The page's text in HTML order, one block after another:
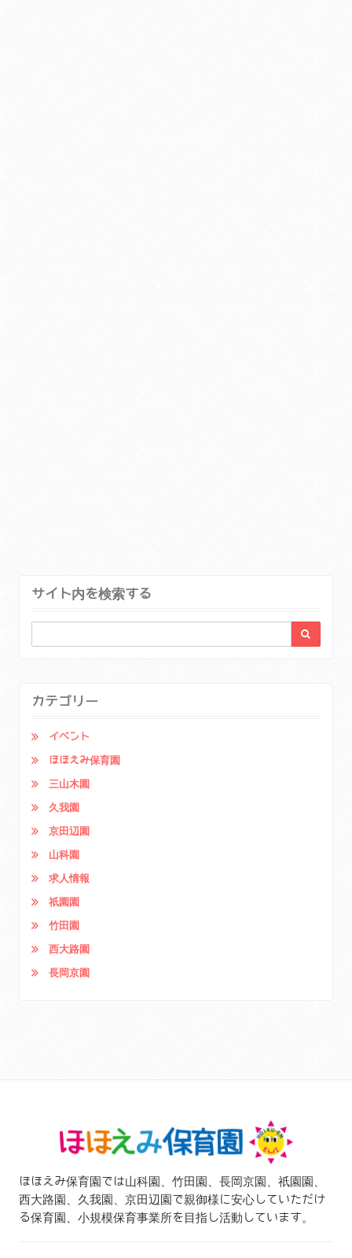
サイト内を検索する
カテゴリー
イベント
ほほえみ保育園
三山木園
久我園
京田辺園
山科園
求人情報
祇園園
竹田園
西大路園
長岡京園
ほほえみ保育園では山科園、竹田園、長岡京園、祇園園、
西大路園、久我園、京田辺園で親御様に安心していただけ
る保育園、小規模保育事業所を目指し活動しています。